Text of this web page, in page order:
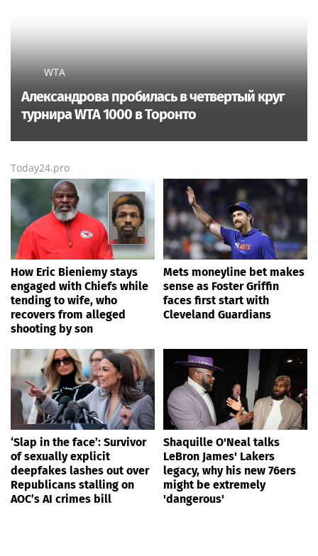
WTA
Александрова пробилась в четвертый круг
турнира WTA 1000 в Торонто
Today24.pro
How Eric Bieniemy stays
engaged with Chiefs while
tending to wife, who
recovers from alleged
shooting by son
Mets moneyline bet makes
sense as Foster Griffin
faces first start with
Cleveland Guardians
‘Slap in the face’: Survivor
of sexually explicit
deepfakes lashes out over
Republicans stalling on
AOC’s AI crimes bill
Shaquille O'Neal talks
LeBron James' Lakers
legacy, why his new 76ers
might be extremely
'dangerous'